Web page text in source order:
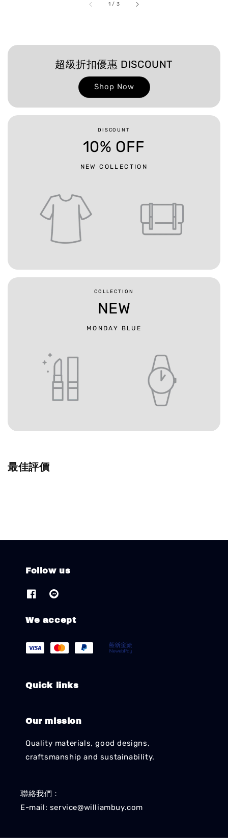
1 / 3
超級折扣優惠 DISCOUNT
Shop Now
DISCOUNT
10% OFF
NEW COLLECTION
COLLECTION
NEW
MONDAY BLUE
最佳評價
Follow us
We accept
Quick links
Our mission
Quality materials, good designs,
craftsmanship and sustainability.
聯絡我們：
E-mail: service@williambuy.com